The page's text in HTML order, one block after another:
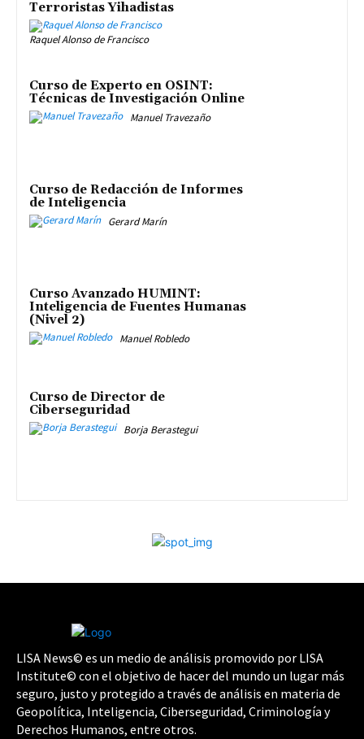
Terroristas Yihadistas
Raquel Alonso de Francisco
Curso de Experto en OSINT:
Técnicas de Investigación Online
Manuel Travezaño
Curso de Redacción de Informes
de Inteligencia
Gerard Marín
Curso Avanzado HUMINT:
Inteligencia de Fuentes Humanas
(Nivel 2)
Manuel Robledo
Curso de Director de
Ciberseguridad
Borja Berastegui
LISA News© es un medio de análisis promovido por LISA
Institute© con el objetivo de hacer del mundo un lugar más
seguro, justo y protegido a través de análisis en materia de
Geopolítica, Inteligencia, Ciberseguridad, Criminología y
Derechos Humanos, entre otros.